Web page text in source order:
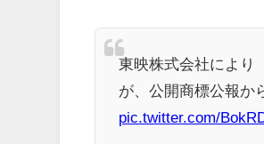
東映株式会社により
が、公開商標公報か
pic.twitter.com/